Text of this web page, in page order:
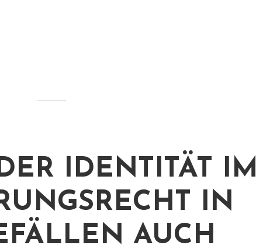
IDENTITÄT IM
IN
AUCH